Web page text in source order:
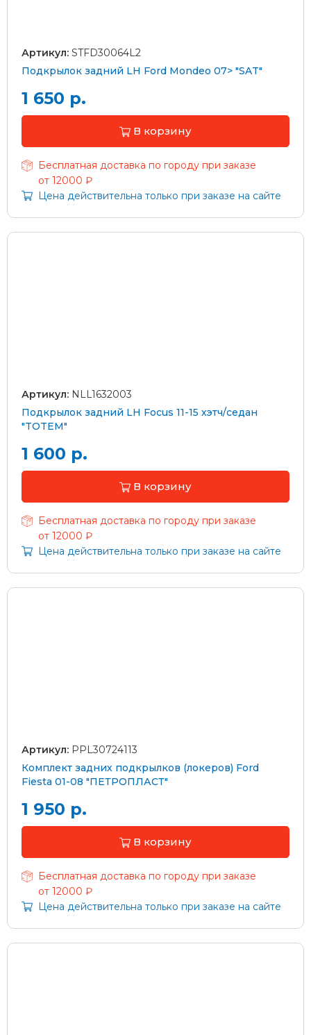
Артикул: STFD30064L2
Подкрылок задний LH Ford Mondeo 07> "SAT"
1 650 р.
В корзину
Бесплатная доставка по городу при заказе
от 12000 ₽
Цена действительна только при заказе на сайте
Артикул: NLL1632003
Подкрылок задний LH Focus 11-15 хэтч/седан
"TOTEM"
1 600 р.
В корзину
Бесплатная доставка по городу при заказе
от 12000 ₽
Цена действительна только при заказе на сайте
Артикул: PPL30724113
Комплект задних подкрылков (локеров) Ford
Fiesta 01-08 "ПЕТРОПЛАСТ"
1 950 р.
В корзину
Бесплатная доставка по городу при заказе
от 12000 ₽
Цена действительна только при заказе на сайте